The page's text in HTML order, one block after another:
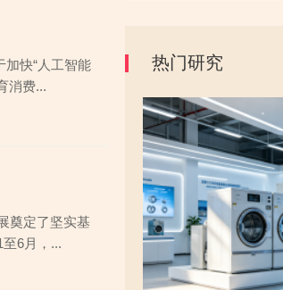
加快“人工智能
消费...
奠定了坚实基
6月，...
热门研究